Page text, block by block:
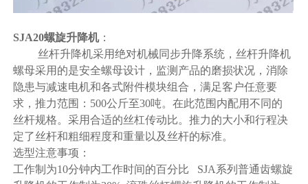
SJA20螺旋升降机：
丝杆升降机采用绝对机械同步升降系统，丝杆升降机
螺母采用的是安全螺母设计，监测产品的磨损状况，消除
隐患与减速电机和各式附件模块组合，满足客户任意要
求，推力范围：500公斤至30吨。在此范围内配用不同的
丝杆规格。采用合适的丝杠传动比。推力的大小和行程决
定了丝杆和粗细程度和重量以及丝杆的标准。
选型注意事项：
工作制为10分钟内工作时间的百分比 SJA系列普通齿螺旋